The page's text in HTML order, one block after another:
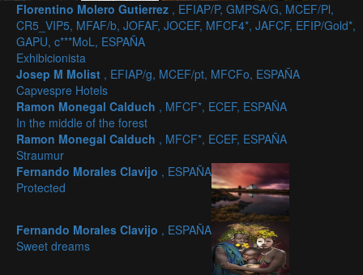
Florentino Molero Gutierrez , EFIAP/P, GMPSA/G, MCEF/Pl,
CR5_VIP5, MFAF/b, JOFAF, JOCEF, MFCF4*, JAFCF, EFIP/Gold*,
GAPU, c***MoL, ESPAÑA
Exhibicionista
Josep M Molist , EFIAP/g, MCEF/pt, MFCFo, ESPAÑA
Capvespre Hotels
Ramon Monegal Calduch , MFCF*, ECEF, ESPAÑA
In the middle of the forest
Ramon Monegal Calduch , MFCF*, ECEF, ESPAÑA
Straumur
Fernando Morales Clavijo , ESPAÑA
Protected
Fernando Morales Clavijo , ESPAÑA
Sweet dreams